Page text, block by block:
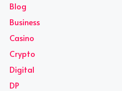
Blog
Business
Casino
Crypto
Digital
DP